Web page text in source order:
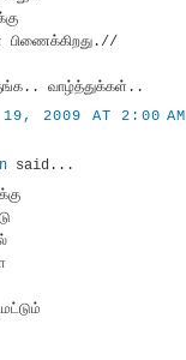
பிணைக்கிறது.//
வாழ்த்துக்கள்..
19, 2009 AT 2:00 AM
said...